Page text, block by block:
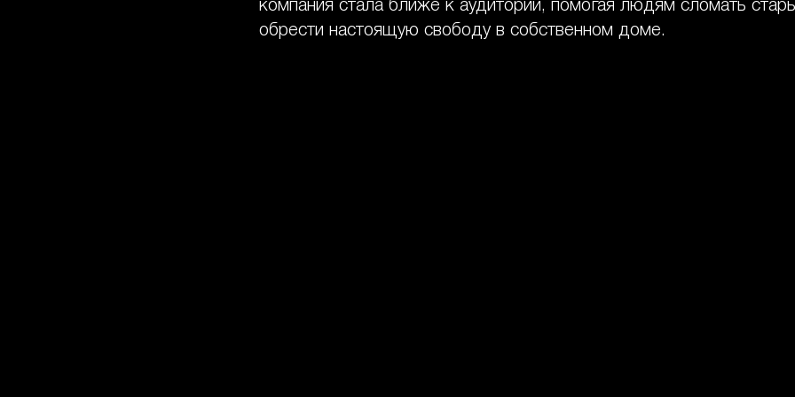
компания стала ближе к аудитории, помогая людям сломать
обрести настоящую свободу в собственном доме.